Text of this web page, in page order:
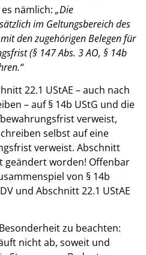
nämlich: „Die
im Geltungsbereich des
den zugehörigen Belegen für
(§ 147 Abs. 3 AO, § 14b
22.1 UStAE – auch nach
– auf § 14b UStG und die
verweist,
selbst auf eine
verweist. Abschnitt
geändert worden! Offenbar
von § 14b
und Abschnitt 22.1 UStAE
zu beachten:
nicht ab, soweit und